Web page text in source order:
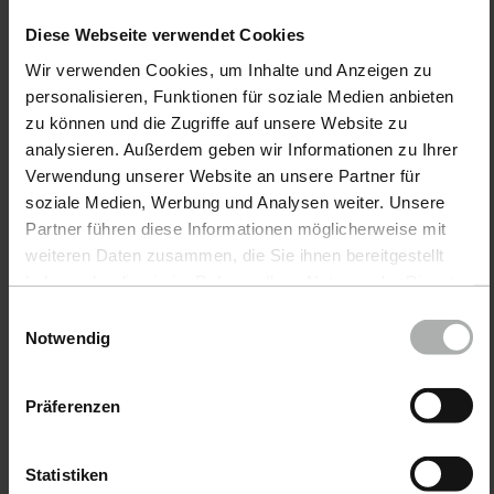
Diese Webseite verwendet Cookies
Wir verwenden Cookies, um Inhalte und Anzeigen zu
personalisieren, Funktionen für soziale Medien anbieten
zu können und die Zugriffe auf unsere Website zu
analysieren. Außerdem geben wir Informationen zu Ihrer
Verwendung unserer Website an unsere Partner für
soziale Medien, Werbung und Analysen weiter. Unsere
Partner führen diese Informationen möglicherweise mit
weiteren Daten zusammen, die Sie ihnen bereitgestellt
Einstellungen zu den Cookies finden Sie unter
Notwendig
Präferenzen
Statistiken
COLOURLOCK · Art-Nr.
9998422
Viscose cloth
Set of 20
15,90 €
Trocken- & Poliertücher für